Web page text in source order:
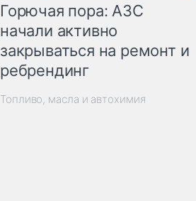
Горючая пора: АЗС
начали активно
закрываться на ремонт и
ребрендинг
Топливо, масла и автохимия